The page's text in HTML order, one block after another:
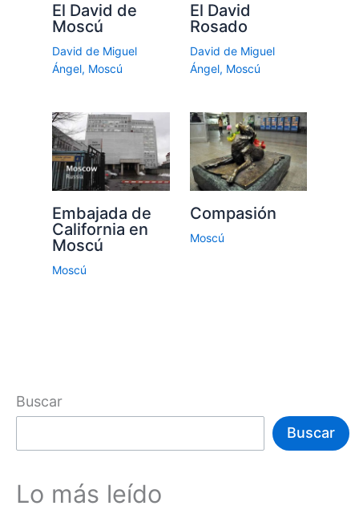
El David de
Moscú
David de Miguel
Ángel, Moscú
El David
Rosado
David de Miguel
Ángel, Moscú
Embajada de
California en
Moscú
Moscú
Compasión
Moscú
Buscar
Buscar
Lo más leído